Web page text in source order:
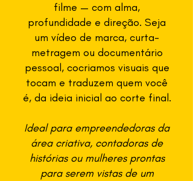
filme — com alma,
profundidade e direção. Seja
um vídeo de marca, curta-
metragem ou documentário
pessoal, cocriamos visuais que
tocam e traduzem quem você
é, da ideia inicial ao corte final.
Ideal para empreendedoras da
área criativa, contadoras de
histórias ou mulheres prontas
para serem vistas de um